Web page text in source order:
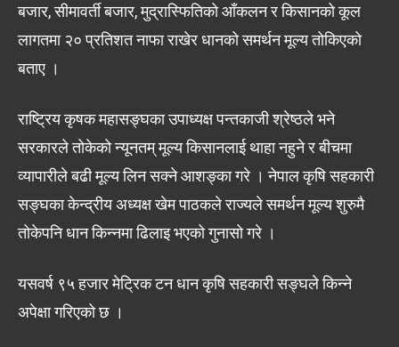
बजार, सीमावर्ती बजार, मुद्रास्फितिको आँकलन र किसानको कूल
लागतमा २० प्रतिशत नाफा राखेर धानको समर्थन मूल्य तोकिएको
बताए ।
राष्ट्रिय कृषक महासङ्घका उपाध्यक्ष पन्तकाजी श्रेष्ठले भने
सरकारले तोकेको न्यूनतम् मूल्य किसानलाई थाहा नहुने र बीचमा
व्यापारीले बढी मूल्य लिन सक्ने आशङ्का गरे । नेपाल कृषि सहकारी
सङ्घका केन्द्रीय अध्यक्ष खेम पाठकले राज्यले समर्थन मूल्य शुरुमै
तोकेपनि धान किन्नमा ढिलाइ भएको गुनासो गरे ।
यसवर्ष ९५ हजार मेट्रिक टन धान कृषि सहकारी सङ्घले किन्ने
अपेक्षा गरिएको छ ।